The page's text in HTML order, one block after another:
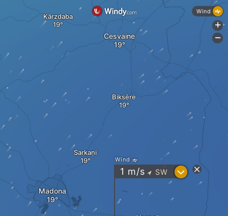
Sarkaņi
Biksēre
Madona
Kārzdaba
Cesvaine
Wind
1 m/s " SW ?
Wind
+
-